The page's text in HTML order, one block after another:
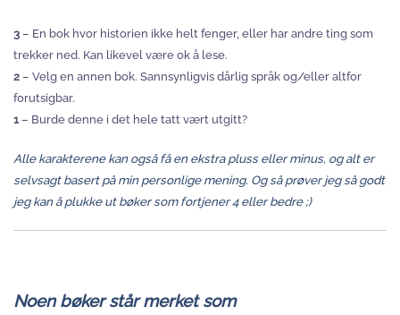
3– En bok hvor historien ikke helt fenger, eller har andre ting som
trekker ned. Kan likevel være ok å lese.
2– Velg en annen bok. Sannsynligvis dårlig språk og/eller altfor
forutsigbar.
1– Burde denne i det hele tatt vært utgitt?
Alle karakterene kan også få en ekstra pluss eller minus, og alt er
selvsagt basert på min personlige mening. Og så prøver jeg så godt
jeg kan å plukke ut bøker som fortjener 4 eller bedre ;)
Noen bøker står merket som